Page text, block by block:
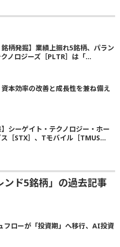
銘柄発掘】業績上振れ5銘柄、パラン
ノロジーズ［PLTR］は「...
資本効率の改善と成長性を兼ね備え
】シーゲイト・テクノロジー・ホー
［STX］、Tモバイル［TMUS...
ンド5銘柄」の過去記事
フローが「投資期」へ移行、AI投資